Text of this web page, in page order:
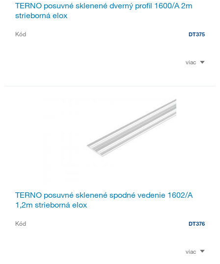
TERNO posuvné sklenené dverný profil 1600/A 2m
strieborná elox
Kód DT375
viac
TERNO posuvné sklenené spodné vedenie 1602/A
1,2m strieborná elox
Kód DT376
viac